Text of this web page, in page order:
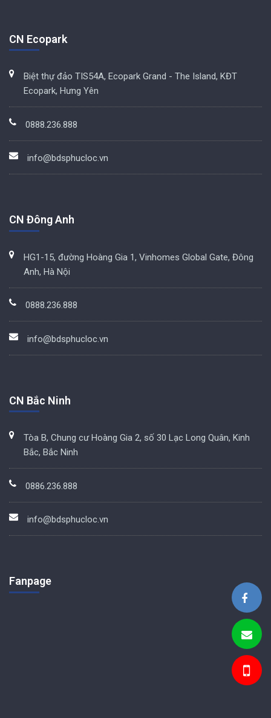
CN Ecopark
Biệt thự đảo TIS54A, Ecopark Grand - The Island, KĐT
Ecopark, Hưng Yên
0888.236.888
info@bdsphucloc.vn
CN Đông Anh
HG1-15, đường Hoàng Gia 1, Vinhomes Global Gate, Đông
Anh, Hà Nội
0888.236.888
info@bdsphucloc.vn
CN Bắc Ninh
Tòa B, Chung cư Hoàng Gia 2, số 30 Lạc Long Quân, Kinh
Bắc, Bắc Ninh
0886.236.888
info@bdsphucloc.vn
Fanpage